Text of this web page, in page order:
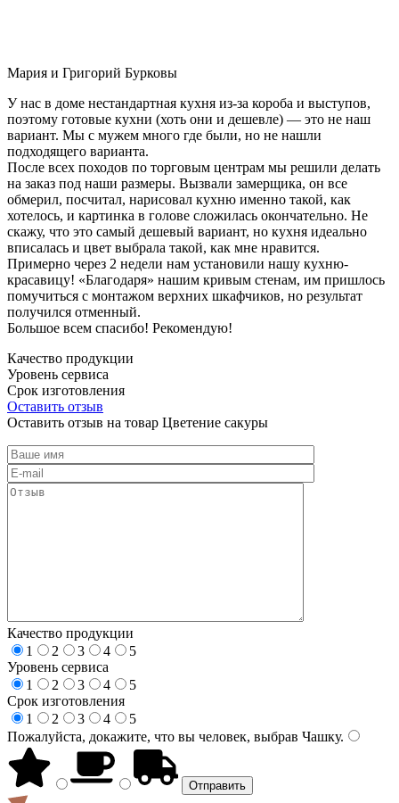
Мария и Григорий Бурковы
У нас в доме нестандартная кухня из-за короба и выступов,
поэтому готовые кухни (хоть они и дешевле) — это не наш
вариант. Мы с мужем много где были, но не нашли
подходящего варианта.
После всех походов по торговым центрам мы решили делать
на заказ под наши размеры. Вызвали замерщика, он все
обмерил, посчитал, нарисовал кухню именно такой, как
хотелось, и картинка в голове сложилась окончательно. Не
скажу, что это самый дешевый вариант, но кухня идеально
вписалась и цвет выбрала такой, как мне нравится.
Примерно через 2 недели нам установили нашу кухню-
красавицу! «Благодаря» нашим кривым стенам, им пришлось
помучиться с монтажом верхних шкафчиков, но результат
получился отменный.
Большое всем спасибо! Рекомендую!
Качество продукции
Уровень сервиса
Срок изготовления
Оставить отзыв
Оставить отзыв на товар Цветение сакуры
Качество продукции
1
2 3 4
5
Уровень сервиса
1
2 3 4
5
Срок изготовления
1
2 3 4
5
Пожалуйста, докажите, что вы человек, выбрав Чашку.